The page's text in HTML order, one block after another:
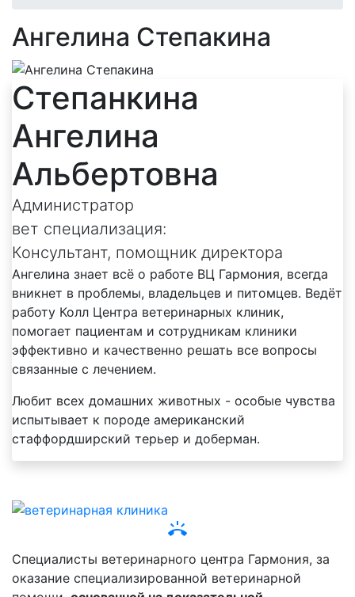
Ангелина Степакина
Степанкина
Ангелина
Альбертовна
Администратор
вет специализация:
Консультант, помощник директора
Ангелина знает всё о работе ВЦ Гармония, всегда
вникнет в проблемы, владельцев и питомцев. Ведёт
работу Колл Центра ветеринарных клиник,
помогает пациентам и сотрудникам клиники
эффективно и качественно решать все вопросы
связанные с лечением.
Любит всех домашних животных - особые чувства
испытывает к породе американский
стаффордширский терьер и доберман.
ring_volume
Специалисты ветеринарного центра Гармония, за
оказание специализированной ветеринарной